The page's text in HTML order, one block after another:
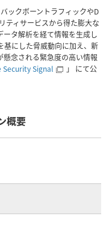
ックボーントラフィックやD
ティサービスから得た膨大な
タ解析を経て情報を生成し
基にした脅威動向に加え、新
念される緊急度の高い情報
Security Signal
」 にて公
概要